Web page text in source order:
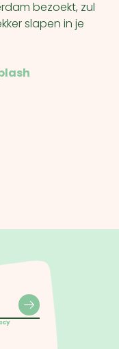
bezoekt, zul
slapen in je